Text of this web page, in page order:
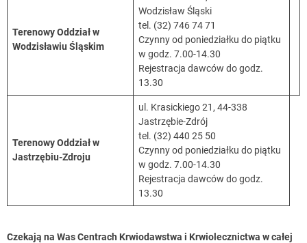
Terenowy Oddział w
Wodzisławiu Śląskim
Wodzisław Śląski
tel. (32) 746 74 71
Czynny od poniedziałku do piątku
w godz. 7.00-14.30
Rejestracja dawców do godz.
13.30
Terenowy Oddział w
Jastrzębiu-Zdroju
ul. Krasickiego 21, 44-338
Jastrzębie-Zdrój
tel. (32) 440 25 50
Czynny od poniedziałku do piątku
w godz. 7.00-14.30
Rejestracja dawców do godz.
13.30
Czekają na Was Centrach Krwiodawstwa i Krwiolecznictwa w całej